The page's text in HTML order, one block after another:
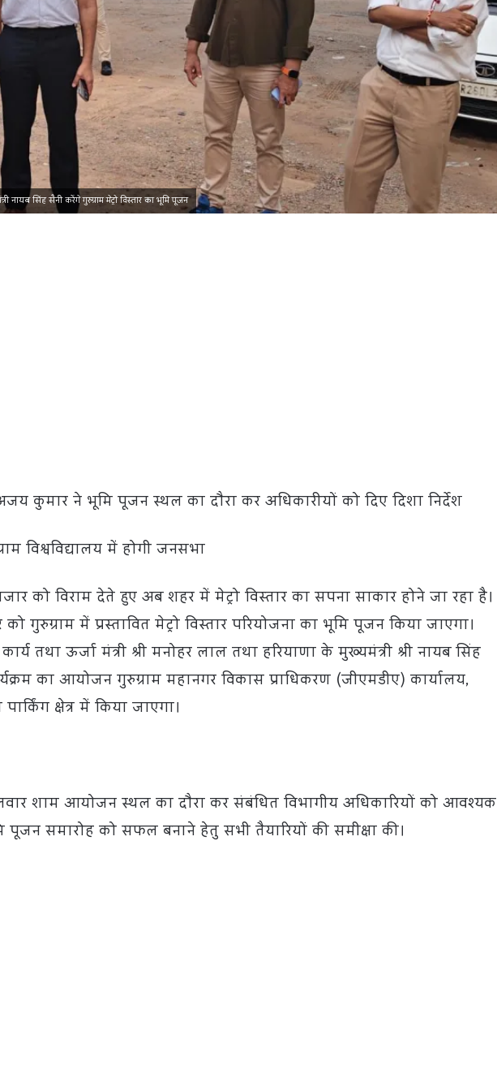
नायब सिंह सैनी करेंगे गुरुग्राम मेट्रो विस्तार का भूमि पूजन
कुमार ने भूमि पूजन स्थल का दौरा कर अधिकारीयों को दिए दिशा निर्देश
विश्वविद्यालय में होगी जनसभा
को विराम देते हुए अब शहर में मेट्रो विस्तार का सपना साकार होने जा रहा है।
गुरुग्राम में प्रस्तावित मेट्रो विस्तार परियोजना का भूमि पूजन किया जाएगा।
तथा ऊर्जा मंत्री श्री मनोहर लाल तथा हरियाणा के मुख्यमंत्री श्री नायब सिंह
का आयोजन गुरुग्राम महानगर विकास प्राधिकरण (जीएमडीए) कार्यालय,
क्षेत्र में किया जाएगा।
शाम आयोजन स्थल का दौरा कर संबंधित विभागीय अधिकारियों को आवश्यक
पूजन समारोह को सफल बनाने हेतु सभी तैयारियों की समीक्षा की।